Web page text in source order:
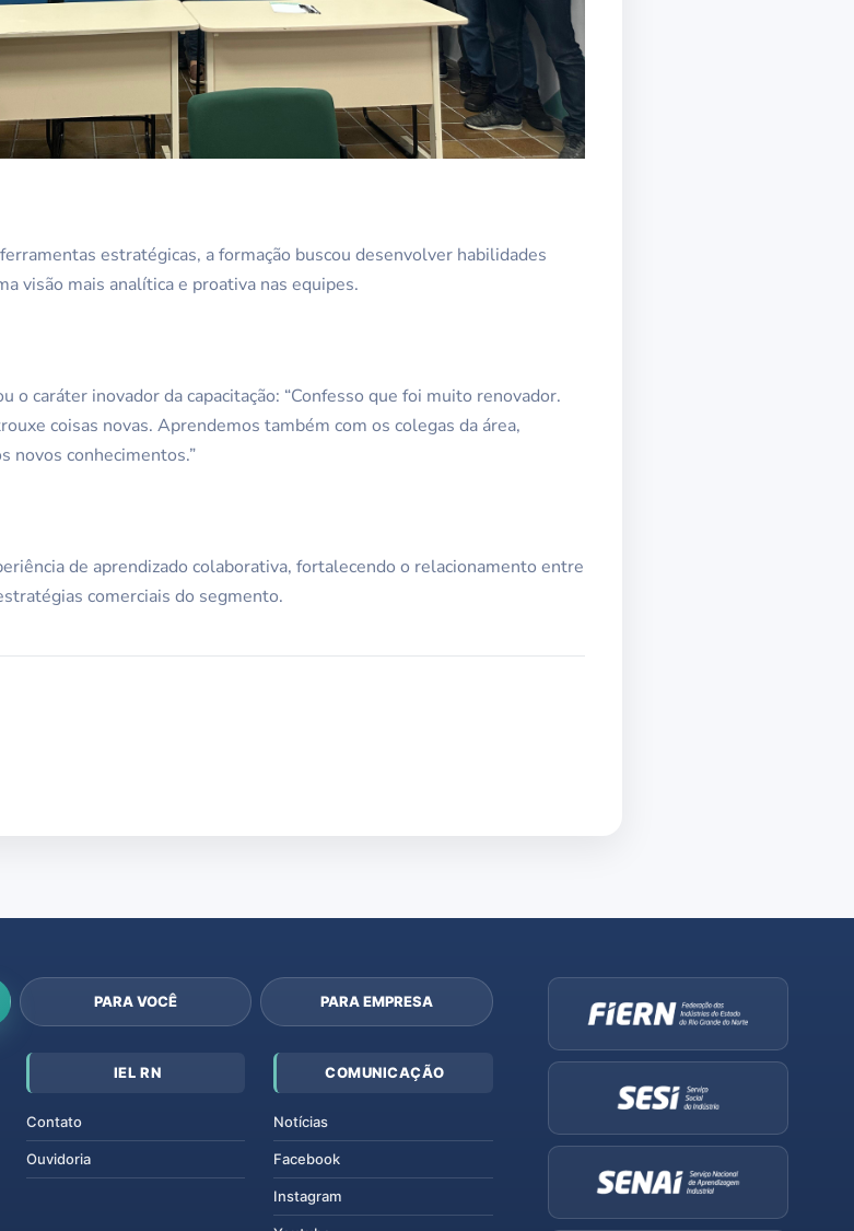
estratégicas, a formação buscou desenvolver habilidades
visão mais analítica e proativa nas equipes.
o caráter inovador da capacitação: “Confesso que foi muito renovador.
coisas novas. Aprendemos também com os colegas da área,
novos conhecimentos.”
de aprendizado colaborativa, fortalecendo o relacionamento entre
comerciais do segmento.
PARA VOCÊ PARA EMPRESA
IEL RN
Contato
Ouvidoria
COMUNICAÇÃO
Notícias
Facebook
Instagram